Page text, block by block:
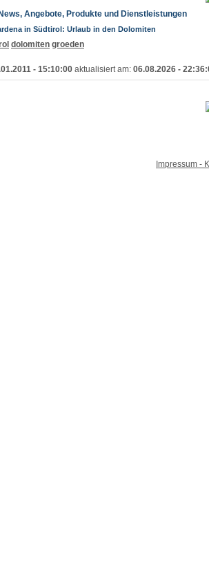
Angebote, Produkte und Dienstleistungen
in Südtirol: Urlaub in den Dolomiten
dolomiten groeden
- 15:10:00 aktualisiert am: 06.08.2026 -
Impressum -